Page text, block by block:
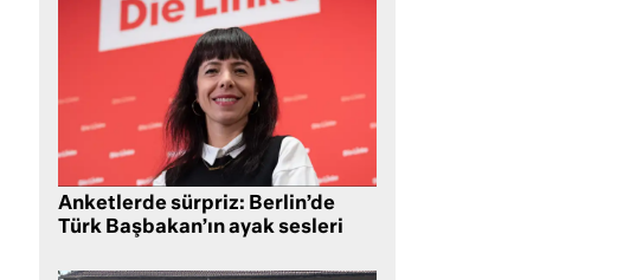
Anketlerde sürpriz: Berlin’de
Türk Başbakan’ın ayak sesleri